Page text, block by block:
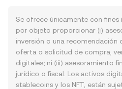
Se ofrece únicamente con
por objeto proporcionar (i)
inversión o una recomendación
oferta o solicitud de compra,
digitales; ni (iii) asesoramiento
jurídico o fiscal. Los activos
stablecoins y los NFT, están